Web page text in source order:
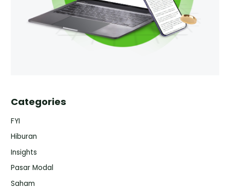
Categories
FYI
Hiburan
Insights
Pasar Modal
Saham